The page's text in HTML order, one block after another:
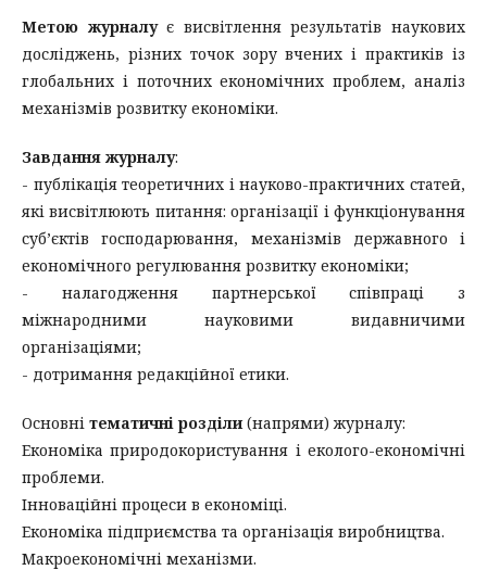
Метою журналує висвітлення результатів наукових
досліджень, різних точок зору вчених і практиків із
глобальних і поточних економічних проблем, аналіз
механізмів розвитку економіки.
Завдання журналу:
- публікація теоретичних і науково-практичних статей,
які висвітлюють питання: організації і функціонування
суб’єктів господарювання, механізмів державного і
економічного регулювання розвитку економіки;
- налагодження партнерської співпраці з
міжнародними науковими видавничими
організаціями;
- дотримання редакційної етики.
Основні тематичні розділи(напрями) журналу:
Економіка природокористування і еколого-економічні
проблеми.
Інноваційні процеси в економіці.
Економіка підприємства та організація виробництва.
Макроекономічні механізми.